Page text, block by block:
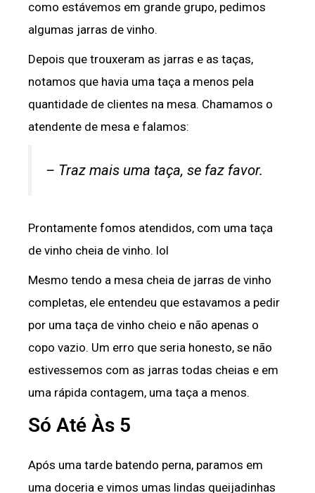
como estávemos em grande grupo, pedimos
algumas jarras de vinho.
Depois que trouxeram as jarras e as taças,
notamos que havia uma taça a menos pela
quantidade de clientes na mesa. Chamamos o
atendente de mesa e falamos:
– Traz mais uma taça, se faz favor.
Prontamente fomos atendidos, com uma taça
de vinho cheia de vinho. lol
Mesmo tendo a mesa cheia de jarras de vinho
completas, ele entendeu que estavamos a pedir
por uma taça de vinho cheio e não apenas o
copo vazio. Um erro que seria honesto, se não
estivessemos com as jarras todas cheias e em
uma rápida contagem, uma taça a menos.
Só Até Às 5
Após uma tarde batendo perna, paramos em
uma doceria e vimos umas lindas queijadinhas